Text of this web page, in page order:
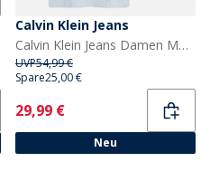
Calvin Klein Jeans
Calvin Klein Jeans Damen Monologo Zweierpack T Shirts Plein Air/Schwarz
UVP54,99 €
Spare25,00 €
Current
29,99 €
Neu